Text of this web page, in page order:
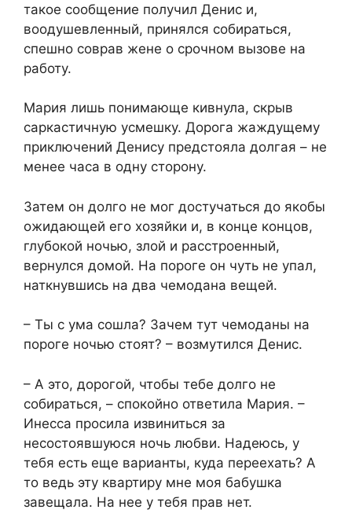
такое сообщение получил Денис и,
воодушевленный, принялся собираться,
спешно соврав жене о срочном вызове на
работу.
Мария лишь понимающе кивнула, скрыв
саркастичную усмешку. Дорога жаждущему
приключений Денису предстояла долгая – не
менее часа в одну сторону.
Затем он долго не мог достучаться до якобы
ожидающей его хозяйки и, в конце концов,
глубокой ночью, злой и расстроенный,
вернулся домой. На пороге он чуть не упал,
наткнувшись на два чемодана вещей.
– Ты с ума сошла? Зачем тут чемоданы на
пороге ночью стоят? – возмутился Денис.
– А это, дорогой, чтобы тебе долго не
собираться, – спокойно ответила Мария. –
Инесса просила извиниться за
несостоявшуюся ночь любви. Надеюсь, у
тебя есть еще варианты, куда переехать? А
то ведь эту квартиру мне моя бабушка
завещала. На нее у тебя прав нет.